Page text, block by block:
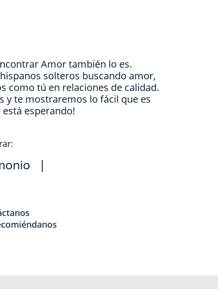
Amor también lo es.
solteros buscando amor,
como tú en relaciones de calidad.
y te mostraremos lo fácil que es
esperando!
|